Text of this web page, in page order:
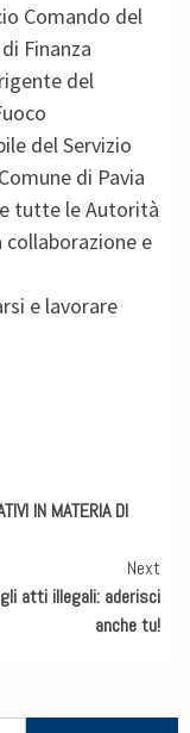
Comando del
Finanza
del
del Servizio
di Pavia
tutte le Autorità
collaborazione e
e lavorare
IN MATERIA DI
Next
atti illegali: aderisci
anche tu!